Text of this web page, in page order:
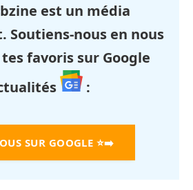
est un média
Soutiens-nous en nous
favoris sur Google
:
SUR GOOGLE ⭐➡️